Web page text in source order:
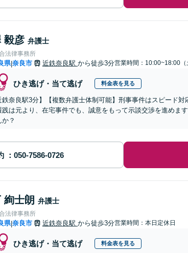
毅彦 弁護士
法律事務所
県|奈良市 近鉄奈良駅 から徒歩3分営業時間：10:00~18:00（
ひき逃げ・当て逃げ 料金表を見る
鉄奈良駅3分】【複数弁護士体制可能】刑事事件はスピード
践は元より、在宅事件でも、誠意をもって示談交渉を進めま
？
絢士朗 弁護士
法律事務所
県|奈良市 近鉄奈良駅 から徒歩3分営業時間：本日定休日
ひき逃げ・当て逃げ 料金表を見る